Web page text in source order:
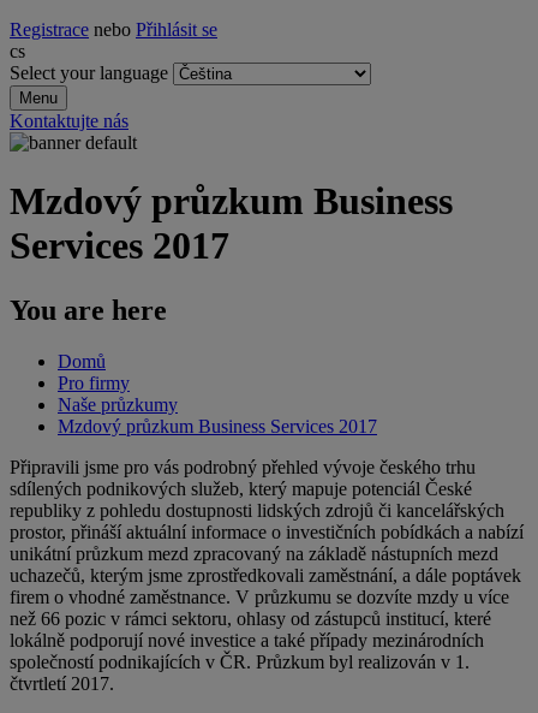
Registrace nebo Přihlásit se
cs
Select your language
Menu
Kontaktujte nás
Mzdový průzkum Business
Services 2017
You are here
Domů
Pro firmy
Naše průzkumy
Mzdový průzkum Business Services 2017
Připravili jsme pro vás podrobný přehled vývoje českého trhu
sdílených podnikových služeb, který mapuje potenciál České
republiky z pohledu dostupnosti lidských zdrojů či kancelářských
prostor, přináší aktuální informace o investičních pobídkách a nabízí
unikátní průzkum mezd zpracovaný na základě nástupních mezd
uchazečů, kterým jsme zprostředkovali zaměstnání, a dále poptávek
firem o vhodné zaměstnance. V průzkumu se dozvíte mzdy u více
než 66 pozic v rámci sektoru, ohlasy od zástupců institucí, které
lokálně podporují nové investice a také případy mezinárodních
společností podnikajících v ČR. Průzkum byl realizován v 1.
čtvrtletí 2017.